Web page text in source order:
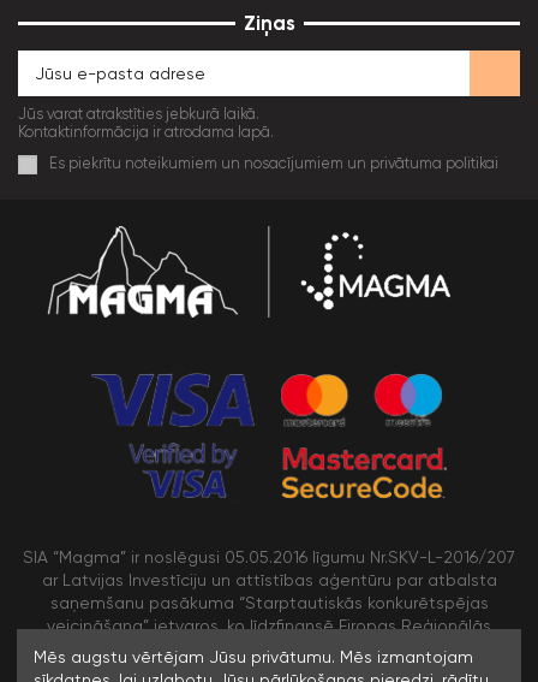
Ziņas
Jūs varat atrakstīties jebkurā laikā.
Kontaktinformācija ir atrodama lapā.
Es piekrītu noteikumiem un nosacījumiem un privātuma politikai
SIA “Magma” ir noslēgusi 05.05.2016 līgumu Nr.SKV-L-2016/207
ar Latvijas Investīciju un attīstības aģentūru par atbalsta
saņemšanu pasākuma “Starptautiskās konkurētspējas
veicināšana” ietvaros, ko līdzfinansē Eiropas Reģionālās
attīstības fonds
Mēs augstu vērtējam Jūsu privātumu. Mēs izmantojam